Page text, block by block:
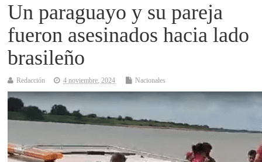
Un paraguayo y su pareja
fueron asesinados hacia lado
brasileño
Redacción 4 noviembre, 2024 Nacionales